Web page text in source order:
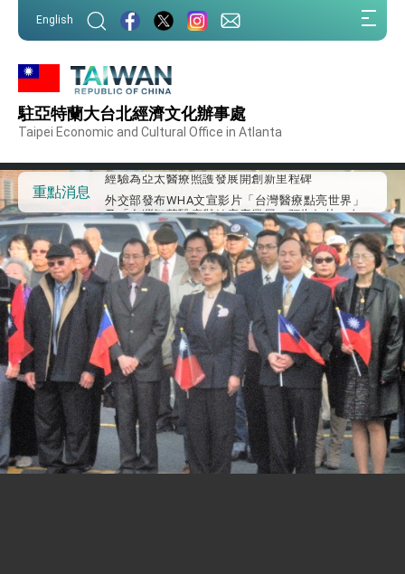
English
駐亞特蘭大台北經濟文化辦事處
Taipei Economic and Cultural Office in Atlanta
重點消息
外交部重要言論
我國政府將在美國亞利桑納州設立「駐鳳凰城辦
事處」，進一步深化台美交流合作
經驗為亞太醫療照護發展開創新里程碑
外交部發布WHA文宣影片「台灣醫療點亮世界」
及「台灣智慧醫療與健康產業展」預告短片，向
世界展現台灣守護全球健康的創新能量
總統出訪史瓦帝尼返國談話 強調臺灣人有權利
走向世界 盼與理念相近國家共同維護國際秩序
堅定走向世界 賴總統抵達史瓦帝尼王國進行國是
訪問
總統與五院院長新春茶敘 盼化分歧為團結、為
國家邁出合作第一步
總統農曆春節談話
台美貿易協議完成簽署達成6大目標、創5大歷史
性突破 總統強調將以3大面向加速臺灣經濟轉型
升級 籲請立院全力支持並盡速通過
臺美簽署「對等貿易協定」確立對等關稅15%且不
疊加 我輸美2072項產品豁免對等關稅
總統接受「法新社」（AFP）專訪內容
外交部長林佳龍於《外交事務》撰文指出：自由